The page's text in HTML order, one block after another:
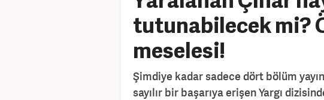
tutunabilecek mi?
meselesi!
Şimdiye kadar sadece dört bölüm
sayılır bir başarıya erişen Yargı